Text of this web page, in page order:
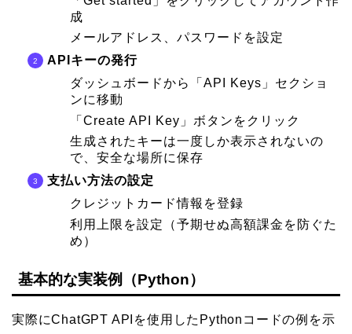
成
メールアドレス、パスワードを設定
APIキーの発行
ダッシュボードから「API Keys」セクショ
ンに移動
「Create API Key」ボタンをクリック
生成されたキーは一度しか表示されないの
で、安全な場所に保存
支払い方法の設定
クレジットカード情報を登録
利用上限を設定（予期せぬ高額課金を防ぐた
め）
基本的な実装例（Python）
実際にChatGPT APIを使用したPythonコードの例を示